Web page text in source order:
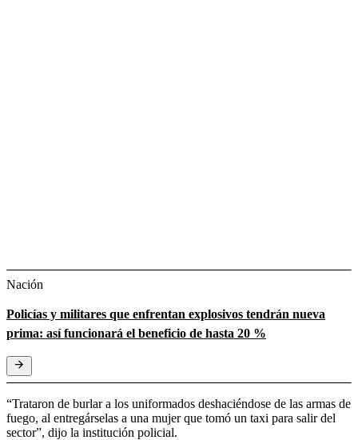
Nación
Policías y militares que enfrentan explosivos tendrán nueva
prima: así funcionará el beneficio de hasta 20 %
“Trataron de burlar a los uniformados deshaciéndose de las armas de
fuego, al entregárselas a una mujer que tomó un taxi para salir del
sector”, dijo la institución policial.